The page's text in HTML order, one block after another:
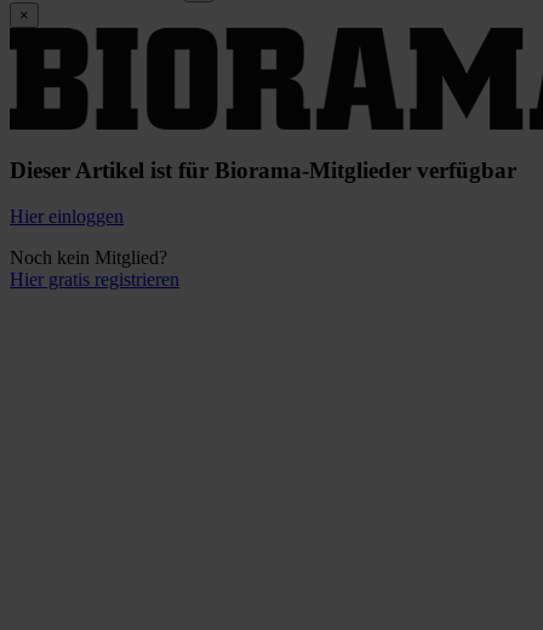
×
Dieser Artikel ist für Biorama-Mitglieder verfügbar
Hier einloggen
Noch kein Mitglied?
Hier gratis registrieren